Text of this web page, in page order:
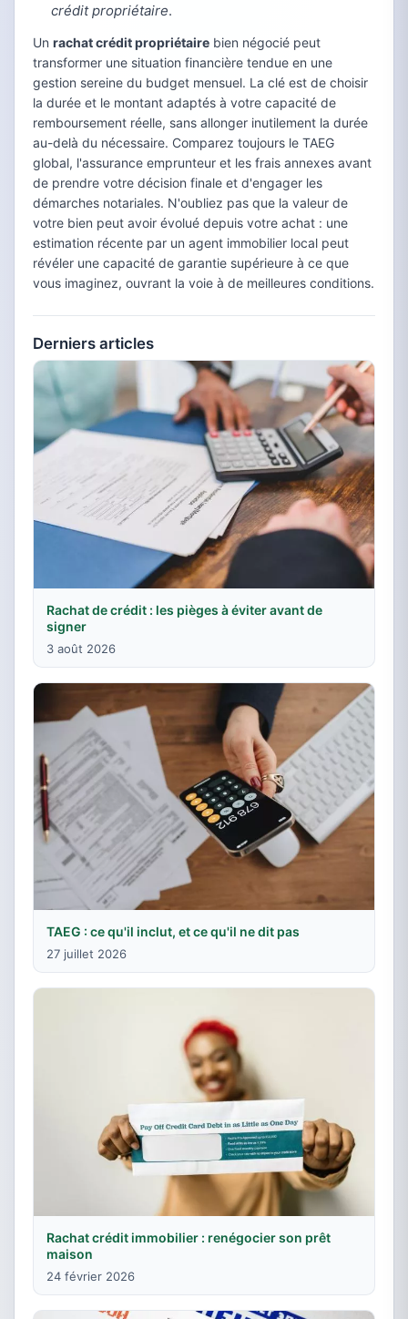
crédit propriétaire.
Un rachat crédit propriétaire bien négocié peut
transformer une situation financière tendue en une
gestion sereine du budget mensuel. La clé est de choisir
la durée et le montant adaptés à votre capacité de
remboursement réelle, sans allonger inutilement la durée
au-delà du nécessaire. Comparez toujours le TAEG
global, l'assurance emprunteur et les frais annexes avant
de prendre votre décision finale et d'engager les
démarches notariales. N'oubliez pas que la valeur de
votre bien peut avoir évolué depuis votre achat : une
estimation récente par un agent immobilier local peut
révéler une capacité de garantie supérieure à ce que
vous imaginez, ouvrant la voie à de meilleures conditions.
Derniers articles
Rachat de crédit : les pièges à éviter avant de
signer
3 août 2026
TAEG : ce qu'il inclut, et ce qu'il ne dit pas
27 juillet 2026
Rachat crédit immobilier : renégocier son prêt
maison
24 février 2026